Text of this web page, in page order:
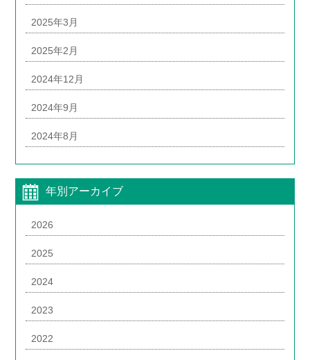
2025年3月
2025年2月
2024年12月
2024年9月
2024年8月
年別アーカイブ
2026
2025
2024
2023
2022